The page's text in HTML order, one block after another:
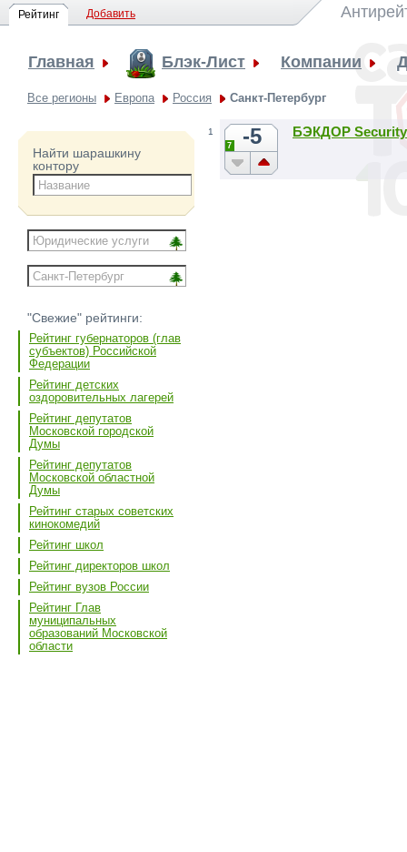
Рейтинг Добавить
Главная Блэк-Лист Компании
Все регионы Европа Россия Санкт-Петербург
Найти шарашкину
контору
"Свежие" рейтинги:
Рейтинг губернаторов (глав
субъектов) Российской
Федерации
Рейтинг детских
оздоровительных лагерей
Рейтинг депутатов
Московской городской
Думы
Рейтинг депутатов
Московской областной
Думы
Рейтинг старых советских
кинокомедий
Рейтинг школ
Рейтинг директоров школ
Рейтинг вузов России
Рейтинг Глав
муниципальных
образований Московской
области
1 -5
7
БЭКДОР